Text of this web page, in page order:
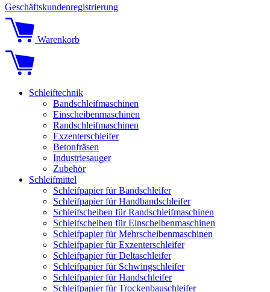
Geschäftskundenregistrierung
Warenkorb
Schleiftechnik
Bandschleifmaschinen
Einscheibenmaschinen
Randschleifmaschinen
Exzenterschleifer
Betonfräsen
Industriesauger
Zubehör
Schleifmittel
Schleifpapier für Bandschleifer
Schleifpapier für Handbandschleifer
Schleifscheiben für Randschleifmaschinen
Schleifscheiben für Einscheibenmaschinen
Schleifpapier für Mehrscheibenmaschinen
Schleifpapier für Exzenterschleifer
Schleifpapier für Deltaschleifer
Schleifpapier für Schwingschleifer
Schleifpapier für Handschleifer
Schleifpapier für Trockenbauschleifer